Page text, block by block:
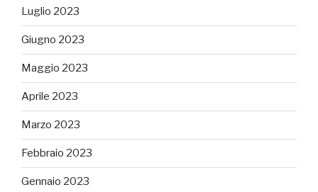
Luglio 2023
Giugno 2023
Maggio 2023
Aprile 2023
Marzo 2023
Febbraio 2023
Gennaio 2023